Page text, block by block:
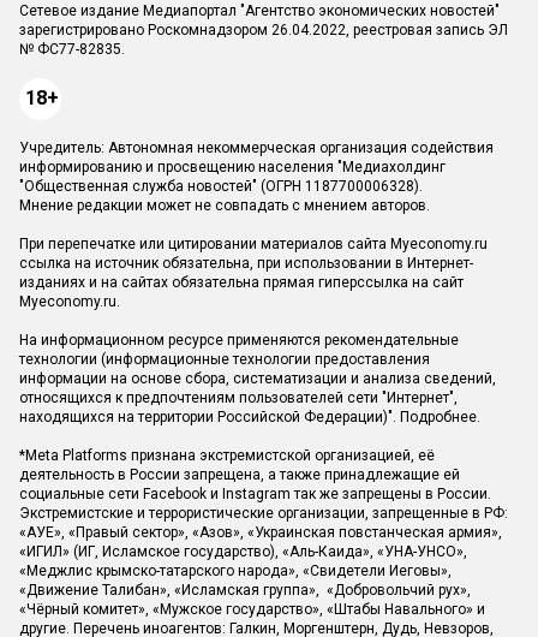
Сетевое издание Медиапортал "Агентство экономических новостей"
зарегистрировано Роскомнадзором 26.04.2022, реестровая запись ЭЛ
№ ФС77-82835.
18+
Учредитель: Автономная некоммерческая организация содействия
информированию и просвещению населения "Медиахолдинг
"Общественная служба новостей" (ОГРН 1187700006328).
Мнение редакции может не совпадать с мнением авторов.
При перепечатке или цитировании материалов сайта Myeconomy.ru
ссылка на источник обязательна, при использовании в Интернет-
изданиях и на сайтах обязательна прямая гиперссылка на сайт
Myeconomy.ru.
На информационном ресурсе применяются рекомендательные
технологии (информационные технологии предоставления
информации на основе сбора, систематизации и анализа сведений,
относящихся к предпочтениям пользователей сети "Интернет",
находящихся на территории Российской Федерации)". Подробнее.
*Meta Platforms признана экстремистской организацией, её
деятельность в России запрещена, а также принадлежащие ей
социальные сети Facebook и Instagram так же запрещены в России.
Экстремистские и террористические организации, запрещенные в РФ:
«АУЕ», «Правый сектор», «Азов», «Украинская повстанческая армия»,
«ИГИЛ» (ИГ, Исламское государство), «Аль-Каида», «УНА-УНСО»,
«Меджлис крымско-татарского народа», «Свидетели Иеговы»,
«Движение Талибан», «Исламская группа», «Добровольчий рух»,
«Чёрный комитет», «Мужское государство», «Штабы Навального» и
другие. Перечень иноагентов: Галкин, Моргенштерн, Дудь, Невзоров,